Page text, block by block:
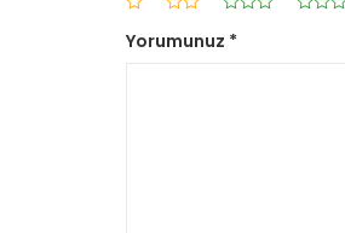
Yorumunuz *